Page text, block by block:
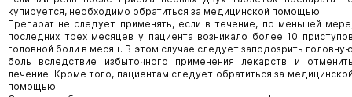
купируется, необходимо обратиться за медицинской помощью.
Препарат не следует применять, если в течение, по меньшей
последних трех месяцев у пациента возникало более 10
головной боли в месяц. В этом случае следует заподозрить
боль вследствие избыточного применения лекарств и
лечение. Кроме того, пациентам следует обратиться за
помощью.